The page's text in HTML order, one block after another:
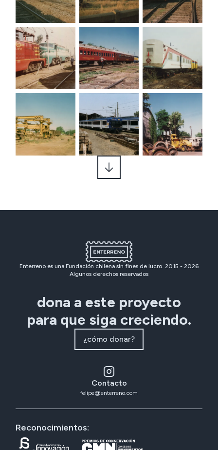
Enterreno es una Fundación chilena sin fines de lucro. 2015 - 2026
Algunos derechos reservados
dona a este proyecto
para que siga creciendo.
¿cómo donar?
Contacto
felipe@enterreno.com
Reconocimientos: